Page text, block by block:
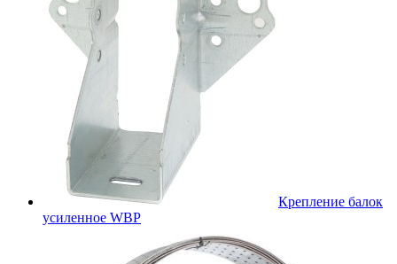
Крепление балок
усиленное WBР